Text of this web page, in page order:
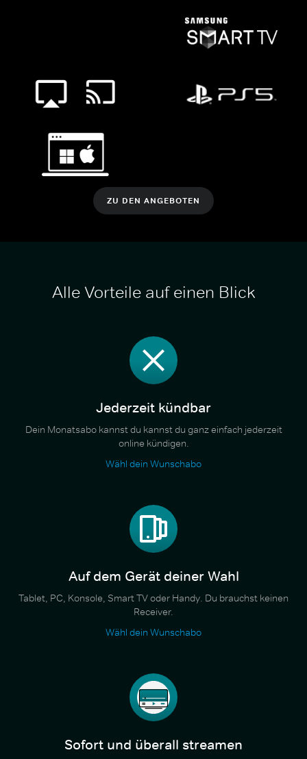
ZU DEN ANGEBOTEN
Alle Vorteile auf einen Blick
Jederzeit kündbar
Dein Monatsabo kannst du kannst du ganz einfach jederzeit
online kündigen.
Wähl dein Wunschabo
Auf dem Gerät deiner Wahl
Tablet, PC, Konsole, Smart TV oder Handy. Du brauchst keinen
Receiver.
Wähl dein Wunschabo
Sofort und überall streamen